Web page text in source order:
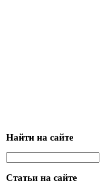
Найти на сайте
Статьи на сайте